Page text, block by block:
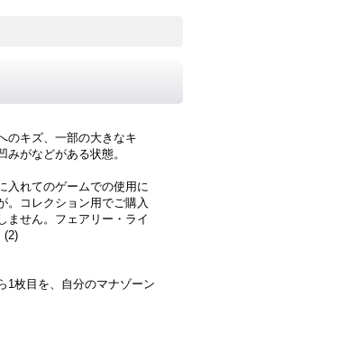
のキズ、一部の大きなキ
みがなどがある状態。
入れてのゲームでの使用に
。コレクション用でご購入
ません。フェアリー・ライ
1枚目を、自分のマナゾーン